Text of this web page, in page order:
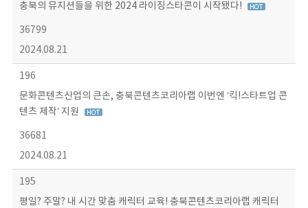
충북의 뮤지션들을 위한 2024 라이징스타콘이 시작됐다!
36799
2024.08.21
196
문화콘텐츠산업의 큰손, 충북콘텐츠코리아랩 이번엔 ‘킥!스타트업 콘
텐츠 제작’ 지원
36681
2024.08.21
195
평일? 주말? 내 시간 맞춤 캐릭터 교육! 충북콘텐츠코리아랩 캐릭터